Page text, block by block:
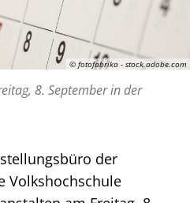
© fotofabrika - stock.adobe.com
8. September in der
der
Volkshochschule